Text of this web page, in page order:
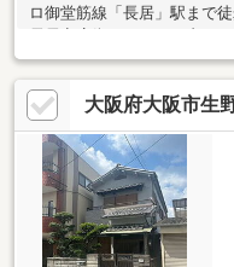
ロ御堂筋線「長居」駅まで
長居商店街アーケード内な
大阪府大阪市生